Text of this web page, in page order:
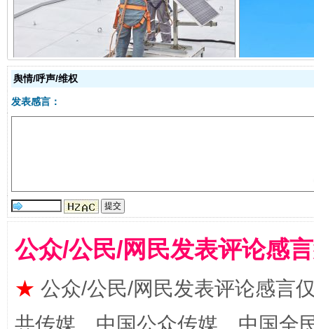
舆情/呼声/维权
发表感言：
公众/公民/网民发表评论感
★ 公众/公民/网民发表评论感言
共传媒、中国公众传媒、中国全